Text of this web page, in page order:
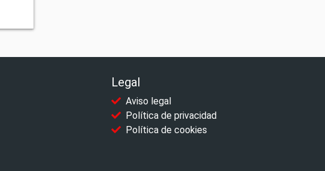
Legal
Aviso legal
Política de privacidad
Política de cookies